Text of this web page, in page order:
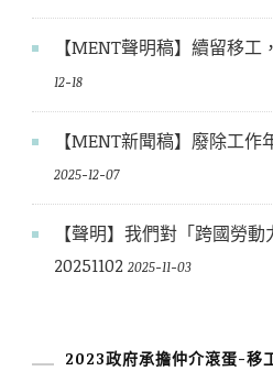
【MENT聲明稿】續留移工
12-18
【MENT新聞稿】廢除工作
2025-12-07
【聲明】我們對「跨國勞
20251102 2025-11-03
2023政府承擔仲介滾蛋-移